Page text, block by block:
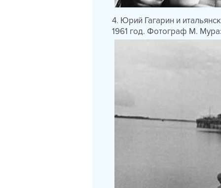
4. Юрий Гагарин и
1961 год. Фотограф М.